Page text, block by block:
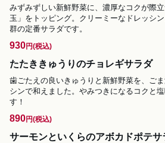
みずみずしい新鮮野菜に、濃厚なコクが際
玉」をトッピング。クリーミーなドレッシ
群の定番サラダです。
930円(税込)
たたききゅうりのチョレギサラダ
歯ごたえの良いきゅうりと新鮮野菜を、ご
シンで和えました。やみつきになるコクと
す！
890円(税込)
サーモンといくらのアボカドポテサ